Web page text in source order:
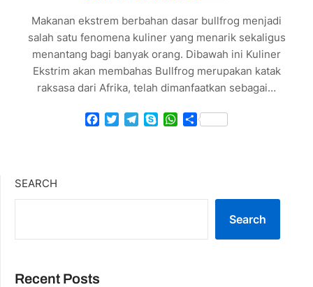
Makanan ekstrem berbahan dasar bullfrog menjadi
salah satu fenomena kuliner yang menarik sekaligus
menantang bagi banyak orang. Dibawah ini Kuliner
Ekstrim akan membahas Bullfrog merupakan katak
raksasa dari Afrika, telah dimanfaatkan sebagai…
Facebook
TwitterTelegram
SkypeWhatsApp
Share
SEARCH
Search
Recent Posts